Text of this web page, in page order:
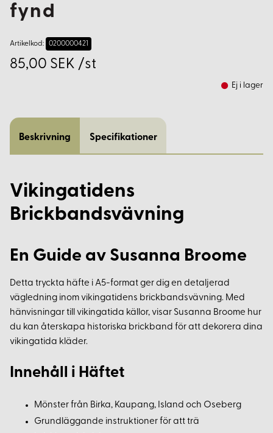
fynd
Artikelkod: 0200000421
85,00 SEK /st
Ej i lager
Beskrivning Specifikationer
Vikingatidens
Brickbandsvävning
En Guide av Susanna Broome
Detta tryckta häfte i A5-format ger dig en detaljerad
vägledning inom vikingatidens brickbandsvävning. Med
hänvisningar till vikingatida källor, visar Susanna Broome hur
du kan återskapa historiska brickband för att dekorera dina
vikingatida kläder.
Innehåll i Häftet
Mönster från Birka, Kaupang, Island och Oseberg
Grundläggande instruktioner för att trä